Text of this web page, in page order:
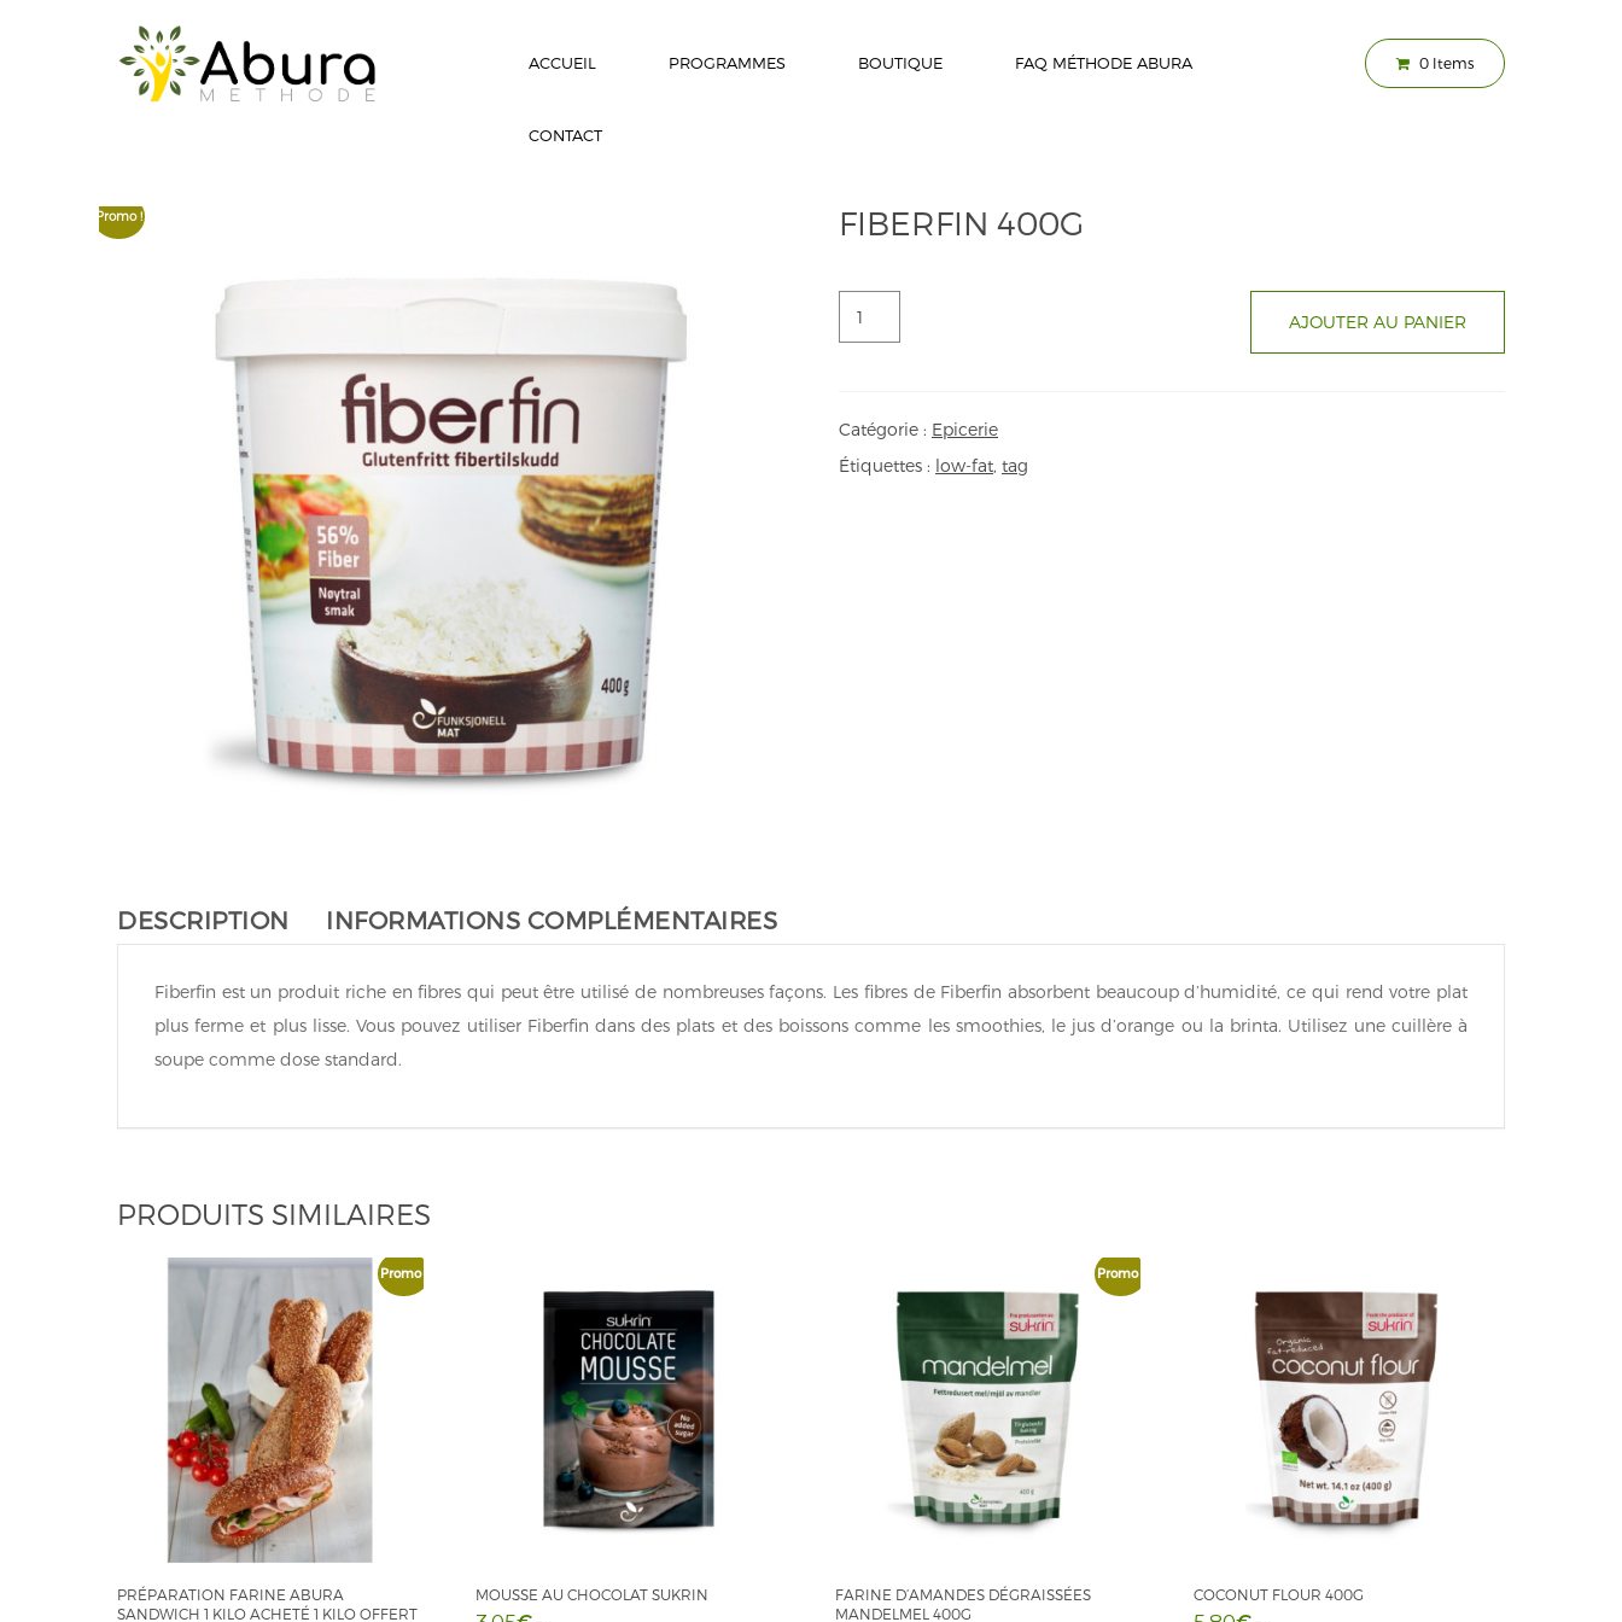
ACCUEIL PROGRAMMES BOUTIQUE FAQ MÉTHODE ABURA
CONTACT
0 Items
Promo ! FIBERFIN 400G
quantité
Fiberfin
400g
AJOUTER AU PANIER
Catégorie : Epicerie
Étiquettes : low-fat, tag
DESCRIPTION INFORMATIONS COMPLÉMENTAIRES
Fiberfin est un produit riche en fibres qui peut être utilisé de nombreuses façons. Les fibres de Fiberfin absorbent beaucoup d’humidité, ce qui rend votre plat
plus ferme et plus lisse. Vous pouvez utiliser Fiberfin dans des plats et des boissons comme les smoothies, le jus d’orange ou la brinta. Utilisez une cuillère à
soupe comme dose standard.
PRODUITS SIMILAIRES
Promo !
PRÉPARATION FARINE ABURA
SANDWICH 1 KILO ACHETÉ 1 KILO OFFERT
MOUSSE AU CHOCOLAT SUKRIN
Promo !
FARINE D’AMANDES DÉGRAISSÉES
MANDELMEL 400G
COCONUT FLOUR 400G